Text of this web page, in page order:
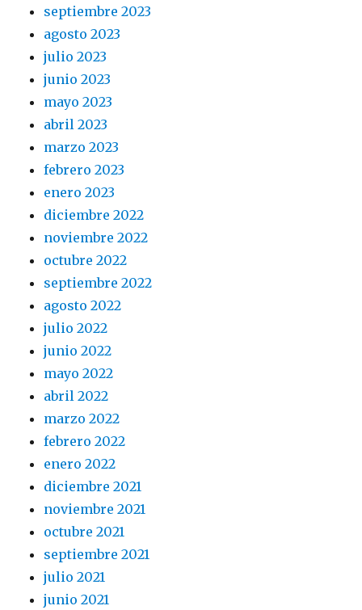
septiembre 2023
agosto 2023
julio 2023
junio 2023
mayo 2023
abril 2023
marzo 2023
febrero 2023
enero 2023
diciembre 2022
noviembre 2022
octubre 2022
septiembre 2022
agosto 2022
julio 2022
junio 2022
mayo 2022
abril 2022
marzo 2022
febrero 2022
enero 2022
diciembre 2021
noviembre 2021
octubre 2021
septiembre 2021
julio 2021
junio 2021